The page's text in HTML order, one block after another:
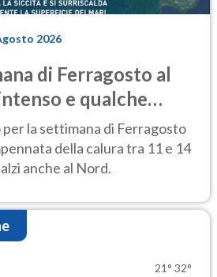
2026
di Ferragosto al
e qualche
la settimana di Ferragosto
della calura tra 11 e 14
anche al Nord.
21° 32°